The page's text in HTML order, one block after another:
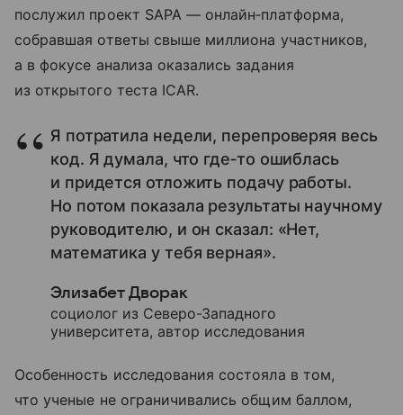
послужил проект SAPA — онлайн‑платформа,
собравшая ответы свыше миллиона участников,
а в фокусе анализа оказались задания
из открытого теста ICAR.
Я потратила недели, перепроверяя весь
код. Я думала, что где‑то ошиблась
и придется отложить подачу работы.
Но потом показала результаты научному
руководителю, и он сказал: «Нет,
математика у тебя верная».
Элизабет Дворак
социолог из Северо-Западного
университета, автор исследования
Особенность исследования состояла в том,
что ученые не ограничивались общим баллом,